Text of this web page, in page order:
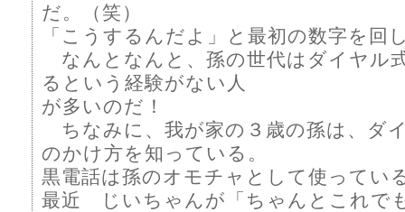
だ。（笑）
「こうするんだよ」と最初の数字を回
なんとなんと、孫の世代はダイヤル
るという経験がない人
が多いのだ！
ちなみに、我が家の３歳の孫は、ダ
のかけ方を知っている。
黒電話は孫のオモチャとして使ってい
最近 じいちゃんが「ちゃんとこれで